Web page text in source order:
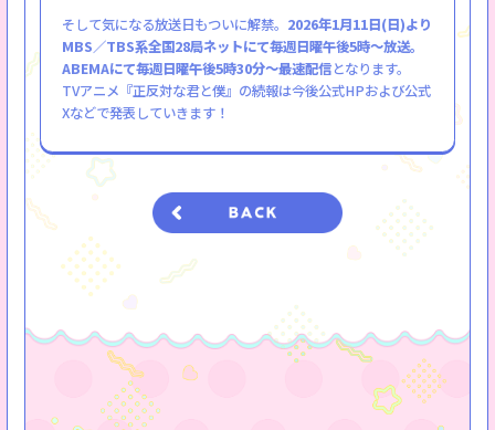
そして気になる放送日もついに解禁。 2026年1月11日(日)より
MBS／TBS系全国28局ネットにて毎週日曜午後5時～放送。
ABEMAにて毎週日曜午後5時30分～最速配信となります。
TVアニメ『正反対な君と僕』の続報は今後公式HPおよび公式
Xなどで発表していきます！